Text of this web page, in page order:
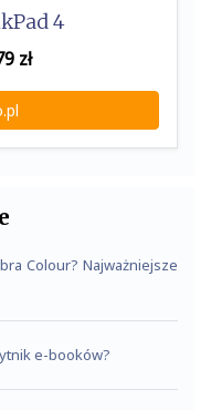
4
zł
Colour? Najważniejsze
e-booków?